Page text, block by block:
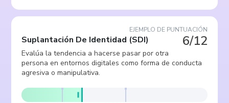
EJEMPLO DE PUNTUACIÓN
6/12
Suplantación De Identidad (SDI)
Evalúa la tendencia a hacerse pasar por otra
persona en entornos digitales como forma de conducta
agresiva o manipulativa.